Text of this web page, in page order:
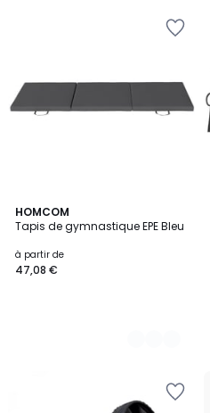
HOMCOM
Tapis de gymnastique EPE Bleu
à partir de
47,08 €
2
Couleurs